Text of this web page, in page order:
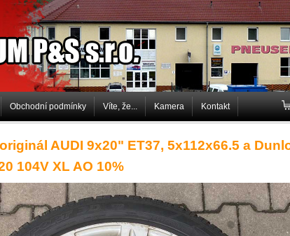
s.r.o.
Obchodní podmínky Víte, že... Kamera Kontakt
AUDI 9x20" ET37, 5x112x66.5 a
104V XL AO 10%